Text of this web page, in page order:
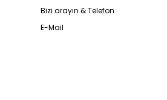
Bizi arayın & Telefon
E-Mail